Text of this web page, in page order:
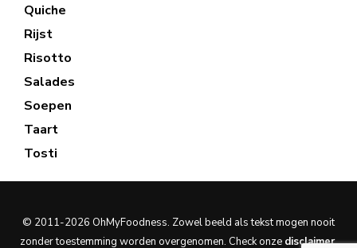
Quiche
Rijst
Risotto
Salades
Soepen
Taart
Tosti
© 2011-2026 OhMyFoodness. Zowel beeld als tekst mogen nooit
zonder toestemming worden overgenomen. Check onze disclaimer.